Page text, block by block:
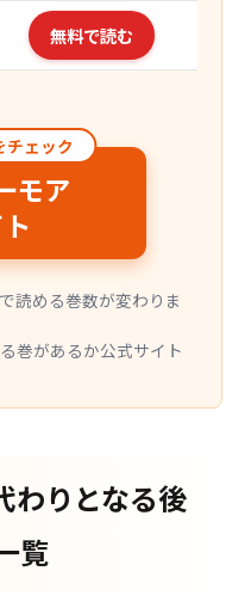
無料で読む
チェック
モア
読める巻数が変わりま
巻があるか公式サイト
わりとなる後
覧